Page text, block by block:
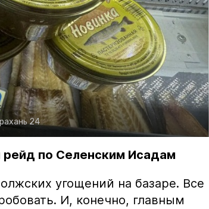
24
по Селенским Исадам
угощений на базаре. Все
И, конечно, главным